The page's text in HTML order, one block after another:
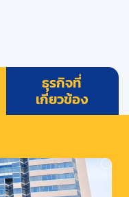
ธุรกิจที่
เกี่ยวข้อง